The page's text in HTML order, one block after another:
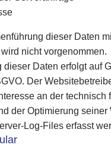
dieser Daten
nicht vorgenommen.
dieser Daten erfolgt auf
Der
an der technisch
der Optimierung seiner
Log-Files erfasst